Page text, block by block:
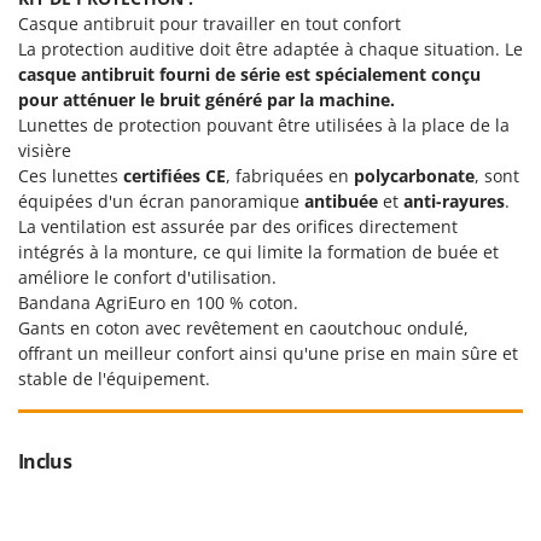
Master
Mastercook
Masterpro
McCulloch
MCH
Michelin
Mille
Minox
Mockmill
More than chef
MOSA
MOVA
Casque antibruit pour travailler en tout confort
La protection auditive doit être adaptée à chaque situation. Le
casque antibruit fourni de série est spécialement conçu
pour atténuer le bruit généré par la machine.
Lunettes de protection pouvant être utilisées à la place de la
visière
Ces lunettes certifiées CE, fabriquées en polycarbonate, sont
équipées d'un écran panoramique antibuée et anti-rayures.
La ventilation est assurée par des orifices directement
intégrés à la monture, ce qui limite la formation de buée et
améliore le confort d'utilisation.
Bandana AgriEuro en 100 % coton.
Gants en coton avec revêtement en caoutchouc ondulé,
offrant un meilleur confort ainsi qu'une prise en main sûre et
stable de l'équipement.
Inclus